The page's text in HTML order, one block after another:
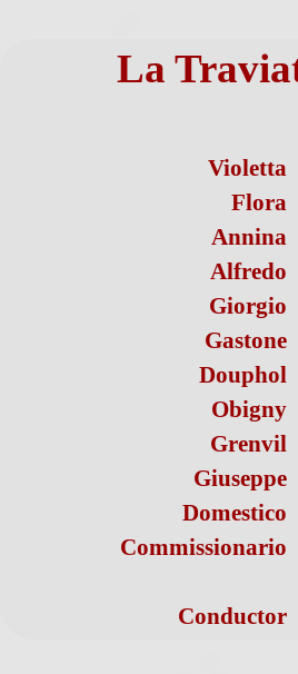
La
Violetta
Flora
Annina
Alfredo
Giorgio
Gastone
Douphol
Obigny
Grenvil
Giuseppe
Domestico
Commissionario
Conductor